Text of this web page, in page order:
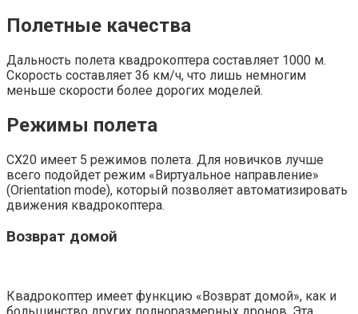
Полетные качества
Дальность полета квадрокоптера составляет 1000 м.
Скорость составляет 36 км/ч, что лишь немногим
меньше скорости более дорогих моделей.
Режимы полета
CX20 имеет 5 режимов полета. Для новичков лучше
всего подойдет режим «Виртуальное направление»
(Orientation mode), который позволяет автоматизировать
движения квадрокоптера.
Возврат домой
Квадрокоптер имеет функцию «Возврат домой», как и
большинство других полноразмерных дронов. Эта